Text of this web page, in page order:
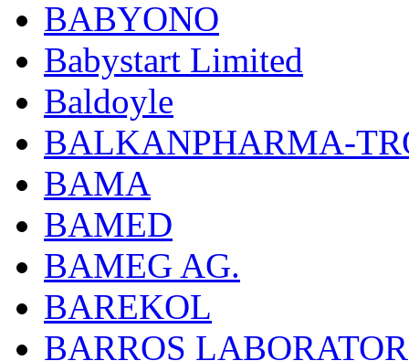
BABYONO
Babystart Limited
Baldoyle
BALKANPHARMA-
BAMA
BAMED
BAMEG AG.
BAREKOL
BARROS